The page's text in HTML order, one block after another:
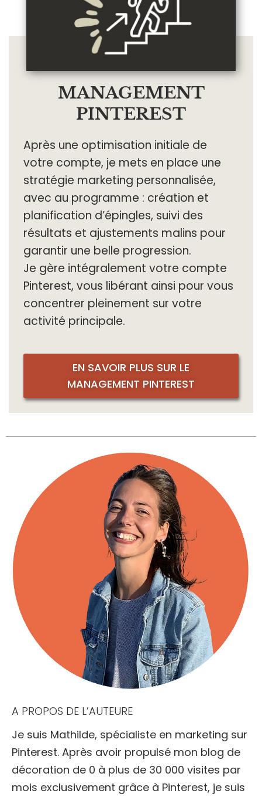
MANAGEMENT
PINTEREST
Après une optimisation initiale de
votre compte, je mets en place une
stratégie marketing personnalisée,
avec au programme : création et
planification d’épingles, suivi des
résultats et ajustements malins pour
garantir une belle progression.
Je gère intégralement votre compte
Pinterest, vous libérant ainsi pour vous
concentrer pleinement sur votre
activité principale.
EN SAVOIR PLUS SUR LE
MANAGEMENT PINTEREST
A PROPOS DE L’AUTEURE
Je suis Mathilde, spécialiste en marketing sur
Pinterest. Après avoir propulsé mon blog de
décoration de 0 à plus de 30 000 visites par
mois exclusivement grâce à Pinterest, je suis